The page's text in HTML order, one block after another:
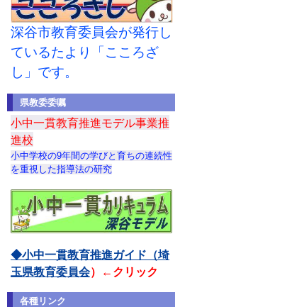
深谷市教育委員会が発行し
ているたより「こころざ
し」です。
県教委委嘱
小中一貫教育推進モデル事業推
進校
小中学校の9年間の学びと育ちの連続性
を重視した指導法の研究
◆小中一貫教育推進ガイド（埼
玉県教育委員会）←クリック
各種リンク